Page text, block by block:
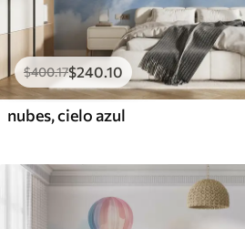
$400.17$240 .10
nubes, cielo azul